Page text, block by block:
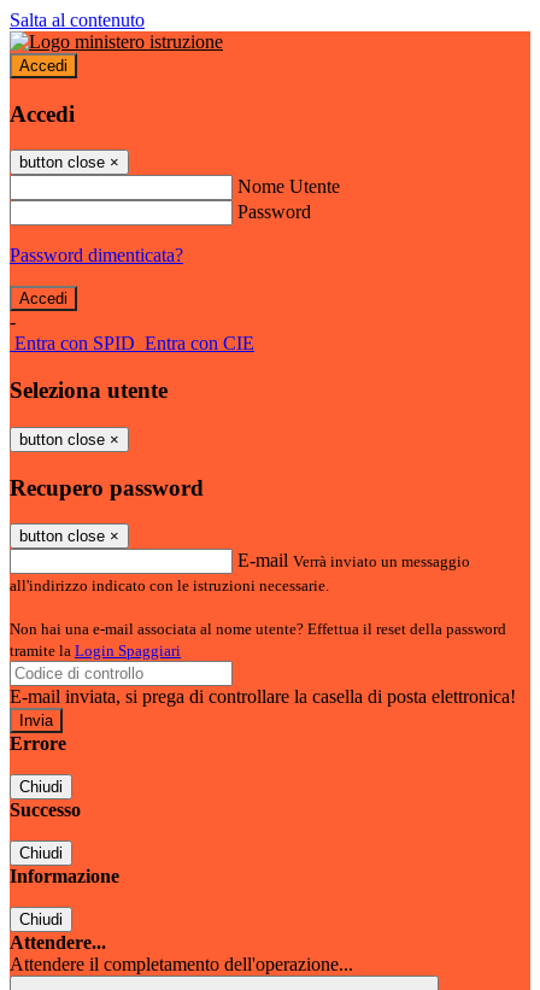
Salta al contenuto
Accedi
Accedi
button close ×
Nome Utente
Password
Password dimenticata?
-
Entra con SPID Entra con CIE
Seleziona utente
button close ×
Recupero password
button close ×
E-mail Verrà inviato un messaggio
all'indirizzo indicato con le istruzioni necessarie.
Non hai una e-mail associata al nome utente? Effettua il reset della password
tramite la Login Spaggiari
E-mail inviata, si prega di controllare la casella di posta elettronica!
Errore
Chiudi
Successo
Chiudi
Informazione
Chiudi
Attendere...
Attendere il completamento dell'operazione...